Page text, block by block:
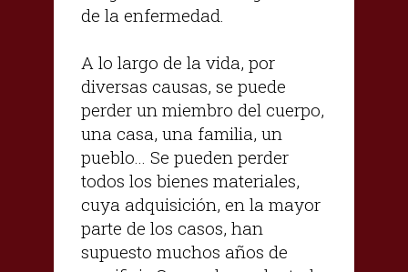
de la enfermedad.
A lo largo de la vida, por
diversas causas, se puede
perder un miembro del cuerpo,
una casa, una familia, un
pueblo... Se pueden perder
todos los bienes materiales,
cuya adquisición, en la mayor
parte de los casos, han
supuesto muchos años de